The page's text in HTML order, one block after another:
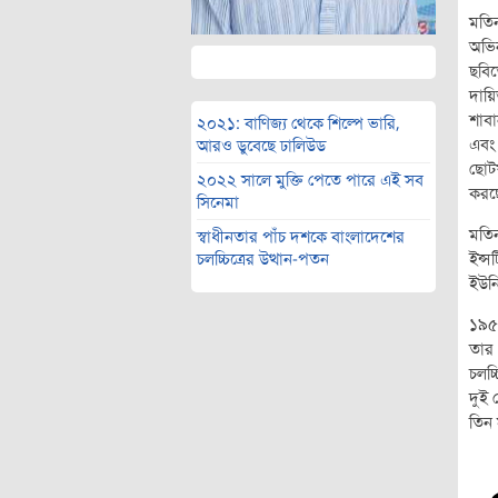
২০২১: বাণিজ্য থেকে শিল্পে ভারি,
আরও ডুবেছে ঢালিউড
২০২২ সালে মুক্তি পেতে পারে এই সব
সিনেমা
স্বাধীনতার পাঁচ দশকে বাংলাদেশের
চলচ্চিত্রের উত্থান-পতন
দুই
তিন